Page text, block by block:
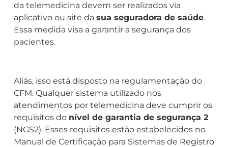
da telemedicina devem ser realizados via
aplicativo ou site da sua seguradora de saúde.
Essa medida visa a garantir a segurança dos
pacientes.
Aliás, isso está disposto na regulamentação do
CFM. Qualquer sistema utilizado nos
atendimentos por telemedicina deve cumprir os
requisitos do nível de garantia de segurança 2
(NGS2). Esses requisitos estão estabelecidos no
Manual de Certificação para Sistemas de Registro